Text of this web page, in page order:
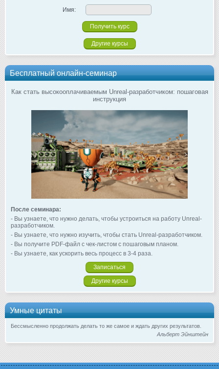
Имя:
Другие курсы
Бесплатный онлайн-семинар
Как стать высокооплачиваемым Unreal-разработчиком: пошаговая
инструкция
После семинара:
- Вы узнаете, что нужно делать, чтобы устроиться на работу Unreal-
разработчиком.
- Вы узнаете, что нужно изучить, чтобы стать Unreal-разработчиком.
- Вы получите PDF-файл с чек-листом с пошаговым планом.
- Вы узнаете, как ускорить весь процесс в 3-4 раза.
Записаться
Другие курсы
Умные цитаты
Бессмысленно продолжать делать то же самое и ждать других результатов.
Альберт Эйнштейн